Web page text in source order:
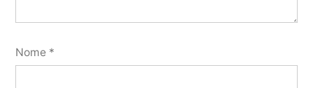
Nome *